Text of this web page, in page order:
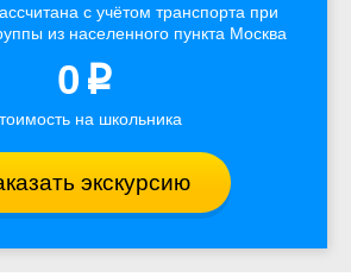
с учётом транспорта при
из населенного пункта Москва
0 p
на школьника
экскурсию